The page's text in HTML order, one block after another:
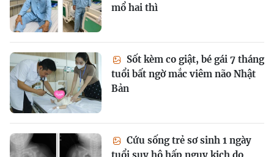
mổ hai thì
Sốt kèm co giật, bé gái 7 tháng
tuổi bất ngờ mắc viêm não Nhật
Bản
Cứu sống trẻ sơ sinh 1 ngày